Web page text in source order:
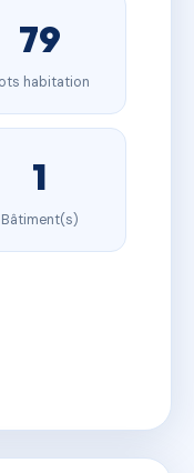
79
habitation
1
Bâtiment(s)